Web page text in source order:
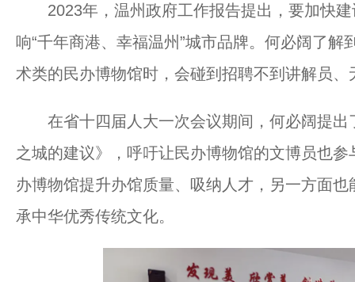
2023年，温州政府工作报告提出，要加快建
响“千年商港、幸福温州”城市品牌。何必阔了
术类的民办博物馆时，会碰到招聘不到讲解员
在省十四届人大一次会议期间，何必阔提出
之城的建议》，呼吁让民办博物馆的文博员也
办博物馆提升办馆质量、吸纳人才，另一方面
承中华优秀传统文化。